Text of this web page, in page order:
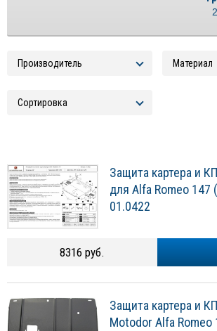
Защита картера и
для Alfa Romeo
01.0422
8316 руб.
Защита картера и
Motodor Alfa